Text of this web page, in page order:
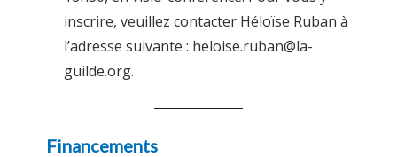
inscrire, veuillez contacter Héloïse Ruban à
l’adresse suivante : heloise.ruban@la-
guilde.org.
Financements